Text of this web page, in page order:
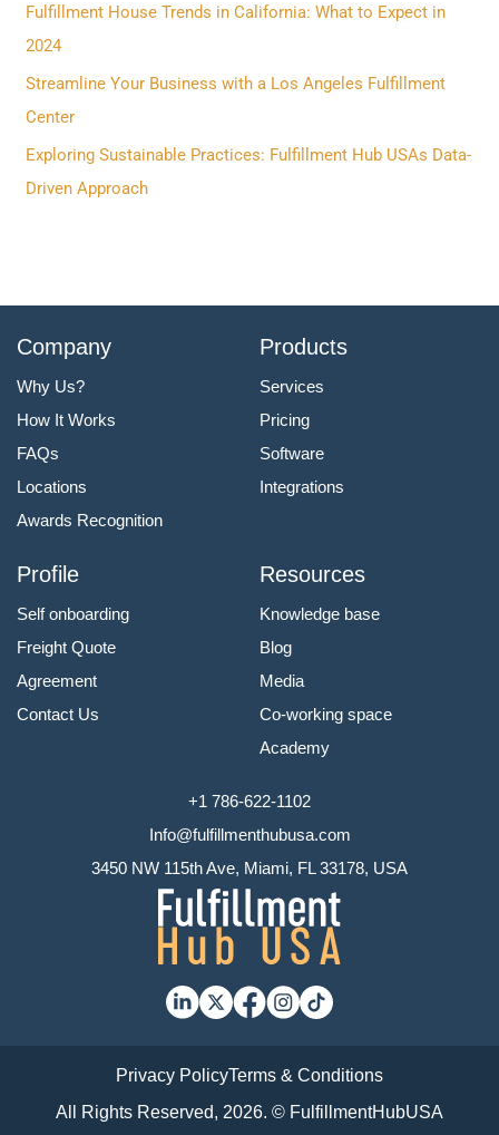
f
o
r
:
Fulfillment House Trends in California: What to Expect in
2024
Streamline Your Business with a Los Angeles Fulfillment
Center
Exploring Sustainable Practices: Fulfillment Hub USAs Data-
Driven Approach
Company
Why Us?
How It Works
FAQs
Locations
Awards Recognition
Products
Services
Pricing
Software
Integrations
Profile
Self onboarding
Freight Quote
Agreement
Contact Us
Resources
Knowledge base
Blog
Media
Co-working space
Academy
+1 786-622-1102
Info@fulfillmenthubusa.com
3450 NW 115th Ave, Miami, FL 33178, USA
Privacy PolicyTerms & Conditions
All Rights Reserved, 2026. © FulfillmentHubUSA